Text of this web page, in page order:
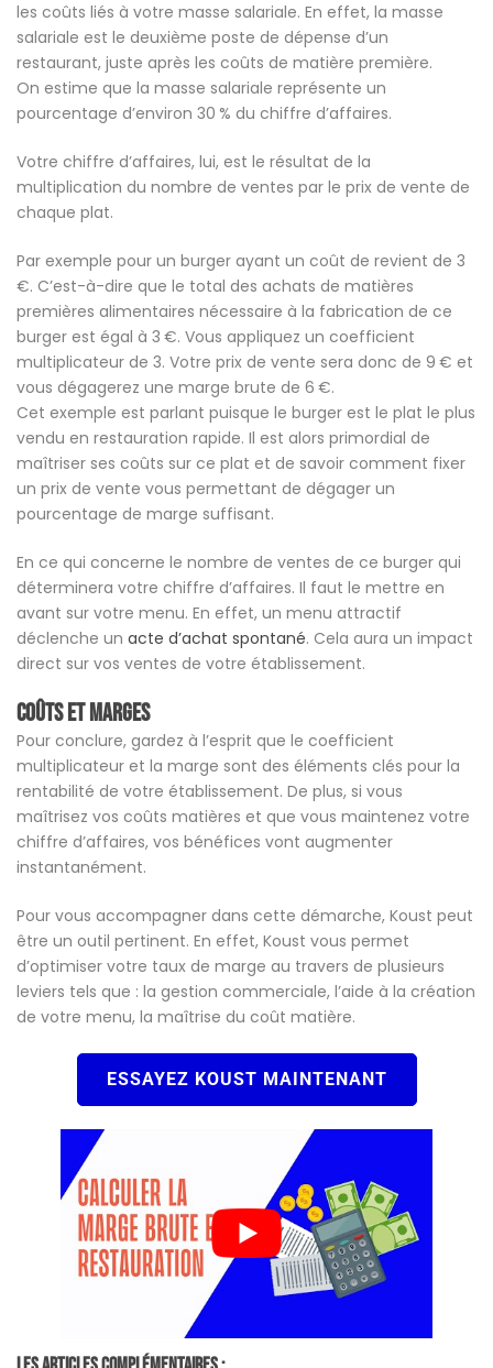
les coûts liés à votre masse salariale. En effet, la masse
salariale est le deuxième poste de dépense d’un
restaurant, juste après les coûts de matière première.
On estime que la masse salariale représente un
pourcentage d’environ 30 % du chiffre d’affaires.
Votre chiffre d’affaires, lui, est le résultat de la
multiplication du nombre de ventes par le prix de vente de
chaque plat.
Par exemple pour un burger ayant un coût de revient de 3
€. C’est-à-dire que le total des achats de matières
premières alimentaires nécessaire à la fabrication de ce
burger est égal à 3 €. Vous appliquez un coefficient
multiplicateur de 3. Votre prix de vente sera donc de 9 € et
vous dégagerez une marge brute de 6 €.
Cet exemple est parlant puisque le burger est le plat le plus
vendu en restauration rapide. Il est alors primordial de
maîtriser ses coûts sur ce plat et de savoir comment fixer
un prix de vente vous permettant de dégager un
pourcentage de marge suffisant.
En ce qui concerne le nombre de ventes de ce burger qui
déterminera votre chiffre d’affaires. Il faut le mettre en
avant sur votre menu. En effet, un menu attractif
déclenche un acte d’achat spontané. Cela aura un impact
direct sur vos ventes de votre établissement.
Coûts et marges
Pour conclure, gardez à l’esprit que le coefficient
multiplicateur et la marge sont des éléments clés pour la
rentabilité de votre établissement. De plus, si vous
maîtrisez vos coûts matières et que vous maintenez votre
chiffre d’affaires, vos bénéfices vont augmenter
instantanément.
Pour vous accompagner dans cette démarche, Koust peut
être un outil pertinent. En effet, Koust vous permet
d’optimiser votre taux de marge au travers de plusieurs
leviers tels que : la gestion commerciale, l’aide à la création
de votre menu, la maîtrise du coût matière.
ESSAYEZ KOUST MAINTENANT